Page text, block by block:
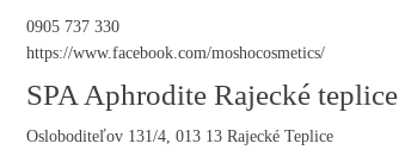
0905 737 330
https://www.facebook.com/moshocosmetics/
SPA Aphrodite Rajecké teplice
Osloboditeľov 131/4, 013 13 Rajecké Teplice